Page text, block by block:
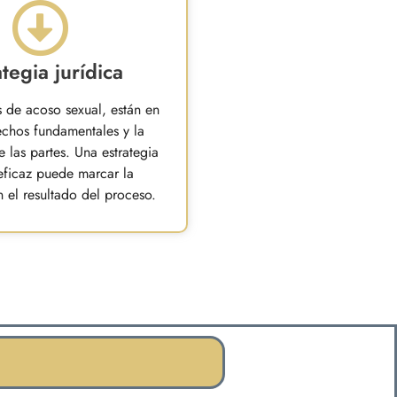
jurídica
acoso sexual, están en
fundamentales y la
las partes. Una estrategia
puede marcar la
el resultado del proceso.